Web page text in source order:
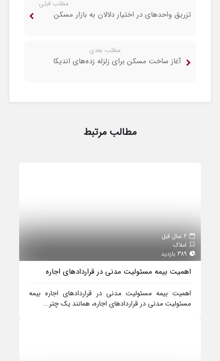
مطلب قبلی
تزریق واحدهای در اختیار دلالان به بازار مسکن
مطلب بعدی
آغاز ساخت مسکن برای زلزله زده‌های اندیکا
مطالب مرتبط
املاک
اهمیت بیمه مسئولیت مدنی در قراردادهای اجاره
اهمیت بیمه مسئولیت مدنی در قراردادهای اجاره بیمه
مسئولیت مدنی در قراردادهای اجاره، همانند یک چتر...